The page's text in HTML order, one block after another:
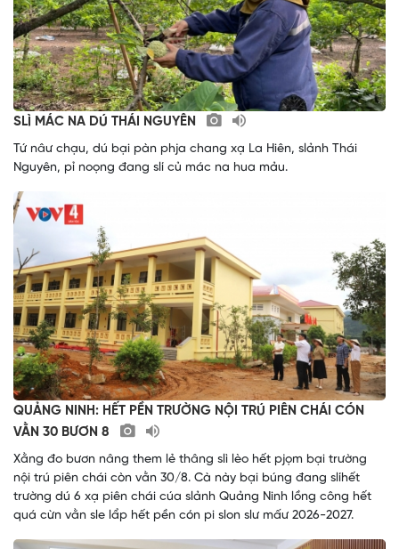
SLÌ MÁC NA DÚ THÁI NGUYÊN
Tứ nâư chạu, dú bại pàn phja chang xạ La Hiên, slảnh Thái
Nguyên, pỉ noọng đang slí củ mác na hua mảu.
QUẢNG NINH: HẾT PỀN TRƯỜNG NỘI TRÚ PIÊN CHÁI CÓN
VẰN 30 BƯƠN 8
Xằng đo bươn nâng them lẻ thâng slì lèo hết pjọm bại trường
nội trú piên chái còn vằn 30/8. Cà này bại búng đang slíhết
trường dú 6 xạ piên chái cúa slảnh Quảng Ninh lồng công hết
quá cừn vằn sle lẩp hết pền cón pi slon slư mấư 2026-2027.